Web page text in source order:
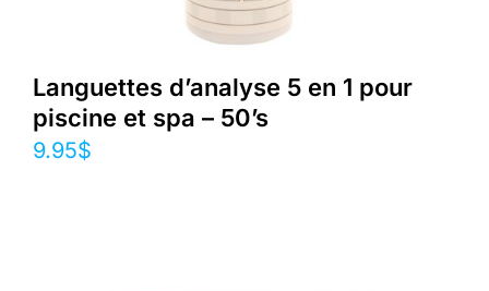
Languettes d’analyse 5 en 1 pour
piscine et spa – 50’s
9.95$